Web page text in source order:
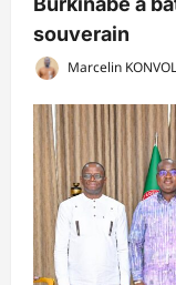
souverain
Marcelin